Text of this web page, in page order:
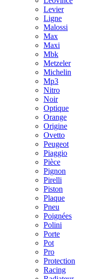
Levier
Ligne
Malossi
Max
Maxi
Mbk
Metzeler
Michelin
Mp3
Nitro
Noir
Optique
Orange
Origine
Ovetto
Peugeot
Piaggio
Pièce
Pignon
Pirelli
Piston
Plaque
Pneu
Poignées
Polini
Porte
Pot
Pro
Protection
Racing